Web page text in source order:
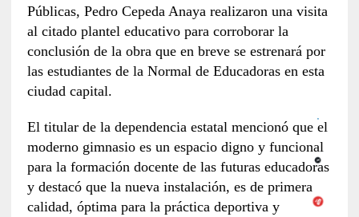
Públicas, Pedro Cepeda Anaya realizaron una visita
al citado plantel educativo para corroborar la
conclusión de la obra que en breve se estrenará por
las estudiantes de la Normal de Educadoras en esta
ciudad capital.
El titular de la dependencia estatal mencionó que el
moderno gimnasio es un espacio digno y funcional
para la formación docente de las futuras educadoras
y destacó que la nueva instalación, es de primera
calidad, óptima para la práctica deportiva y